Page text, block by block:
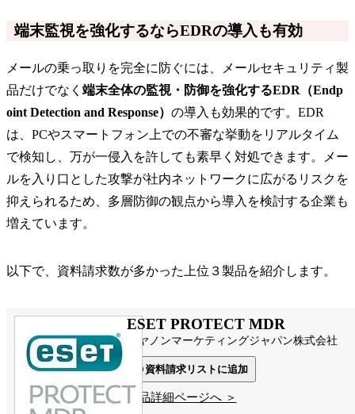
端末監視を強化するならEDRの導入も有効
メールの乗っ取りを完全に防ぐには、メールセキュリティ製
品だけでなく 端末全体の監視・防御を強化するEDR（Endp
oint Detection and Response） の導入も効果的です。EDR
は、PCやスマートフォン上での不審な挙動をリアルタイム
で検知し、万が一侵入を許しても素早く対処できます。メー
ルを入り口とした攻撃が社内ネットワークに広がるリスクを
抑えられるため、多層防御の観点から導入を検討する企業も
増えています。
以下で、資料請求数が多かった上位３製品を紹介します。
ESET PROTECT MDR
キヤノンマーケティングジャパン株式会社
資料請求リストに追加
製品詳細ページへ ＞